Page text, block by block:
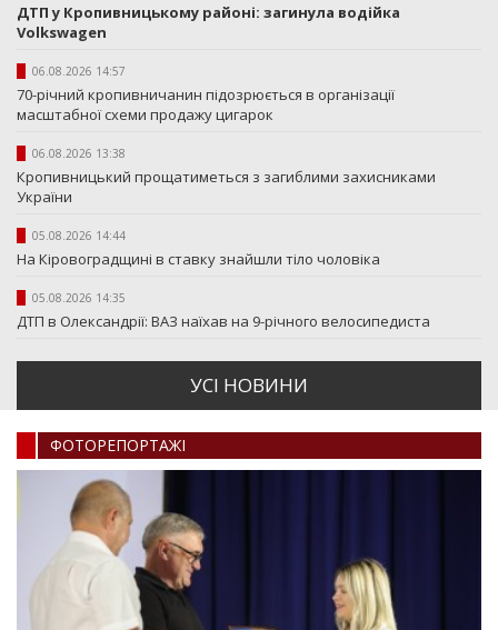
ДТП у Кропивницькому районі: загинула водійка
Volkswagen
06.08.2026 14:57
70-річний кропивничанин підозрюється в організації
масштабної схеми продажу цигарок
06.08.2026 13:38
Кропивницький прощатиметься з загиблими захисниками
України
05.08.2026 14:44
На Кіровоградщині в ставку знайшли тіло чоловіка
05.08.2026 14:35
ДТП в Олександрії: ВАЗ наїхав на 9-річного велосипедиста
УСI НОВИНИ
ФОТОРЕПОРТАЖI